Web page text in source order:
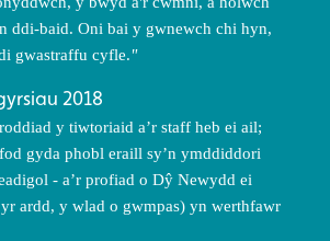
ddi-baid. Oni bai y gwnewch chi hyn,
gwastraffu cyfle.
2018
y tiwtoriaid a’r staff heb ei ail;
gyda phobl eraill sy’n ymddiddori
- a’r profiad o Dŷ Newydd ei
ardd, y wlad o gwmpas) yn werthfawr